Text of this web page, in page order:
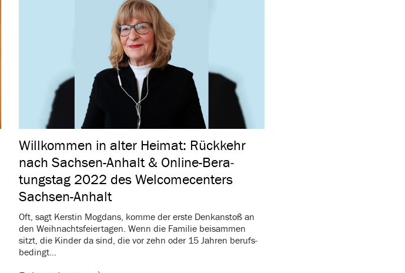
Will­kommen in alter Heimat: Rück­kehr
nach Sachsen-Anhalt & Online-Bera­
tungstag 2022 des Welco­me­cen­ters
Sachsen-Anhalt
Oft, sagt Kerstin Mogdans, komme der erste Denk­an­stoß an
den Weih­nachts­fei­er­tagen. Wenn die Familie beisammen
sitzt, die Kinder da sind, die vor zehn oder 15 Jahren berufs­
be­dingt...